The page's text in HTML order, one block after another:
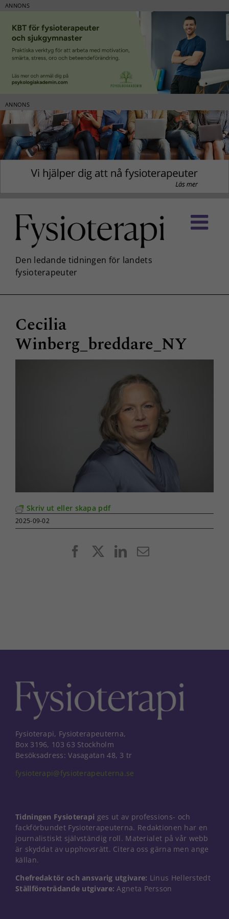
ANNONS
ANNONS
innehållet
Cecilia
Winberg_breddare_NY
Skriv ut eller skapa pdf
2025-09-02
FacebookLinkedIn
E-
Fysioterapi, Fysioterapeuterna,
Box 3196, 103 63 Stockholm
Besöksadress: Vasagatan 48, 3 tr
fysioterapi@fysioterapeuterna.se
Tidningen Fysioterapi ges ut av professions- och
fackförbundet Fysioterapeuterna. Redaktionen har en
journalistiskt självständig roll. Materialet på vår webb
är skyddat av upphovsrätt. Citera oss gärna men ange
källan.
Chefredaktör och ansvarig utgivare: Linus Hellerstedt
Ställföreträdande utgivare: Agneta Persson
Nödvändiga
Dessa kakor